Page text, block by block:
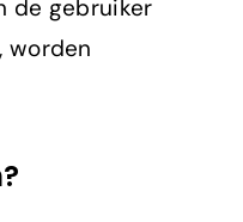
de gebruiker
worden